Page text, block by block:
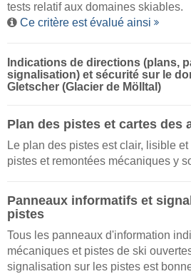
tests relatif aux domaines skiables.
Ce critère est évalué ainsi
Indications de directions (plans,
signalisation) et sécurité sur le
Gletscher (Glacier de Mölltal)
Plan des pistes et cartes des
Le plan des pistes est clair, lisible
pistes et remontées mécaniques y
Panneaux informatifs et
pistes
Tous les panneaux d'information
mécaniques et pistes de ski
signalisation sur les pistes est